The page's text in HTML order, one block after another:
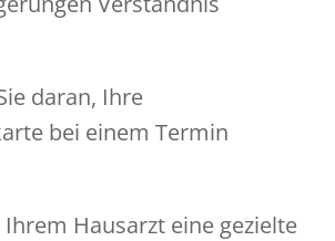
daran, Ihre
bei einem Termin
Hausarzt eine gezielte